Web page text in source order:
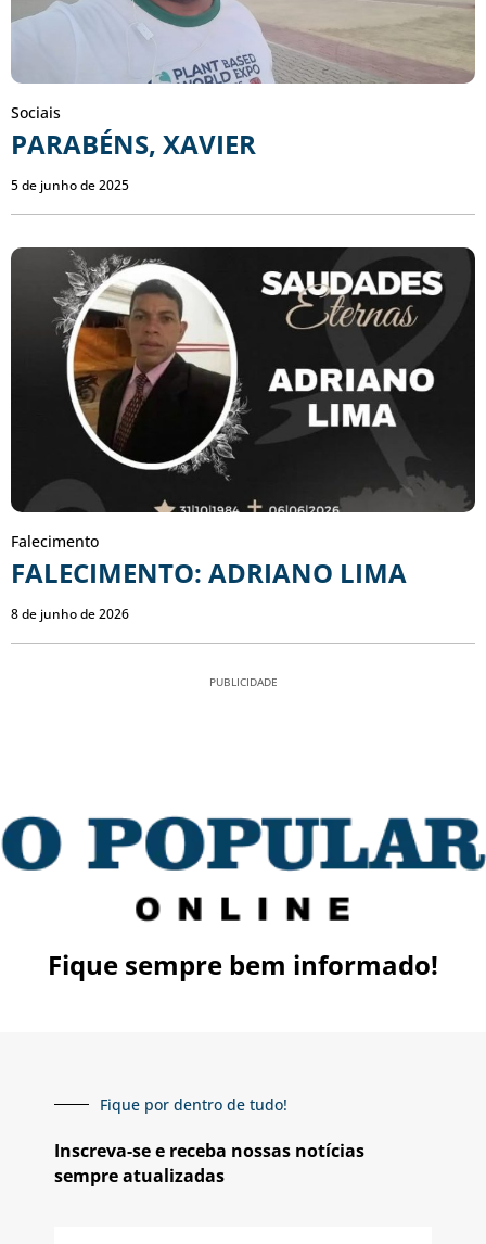
Sociais
PARABÉNS, XAVIER
5 de junho de 2025
Falecimento
FALECIMENTO: ADRIANO LIMA
8 de junho de 2026
PUBLICIDADE
Fique sempre bem informado!
Fique por dentro de tudo!
Inscreva-se e receba nossas notícias
sempre atualizadas